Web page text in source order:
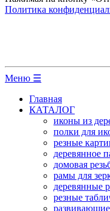
Политика
Меню ☰
Главная
КАТАЛОГ
иконы из
полки для
резные
деревянное
домовая
рамы для
деревянные
резные